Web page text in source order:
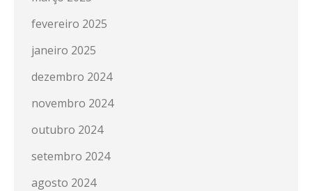
fevereiro 2025
janeiro 2025
dezembro 2024
novembro 2024
outubro 2024
setembro 2024
agosto 2024